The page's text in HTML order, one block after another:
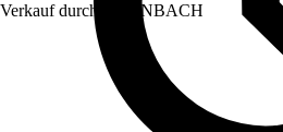
Verkauf durch: HORNBACH